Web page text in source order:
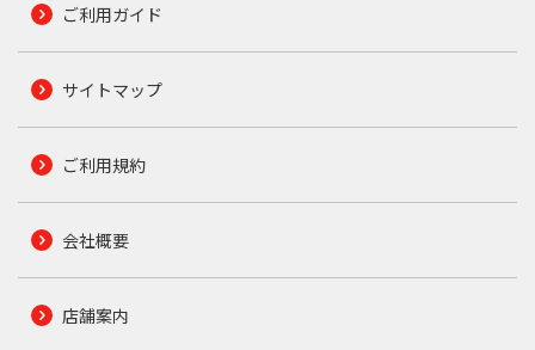
ご利用ガイド
サイトマップ
ご利用規約
会社概要
店舗案内